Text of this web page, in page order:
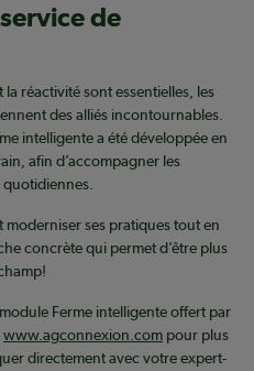
de
réactivité sont essentielles, les
des alliés incontournables.
intelligente a été développée en
afin d’accompagner les
moderniser ses pratiques tout en
concrète qui permet d’être plus
Ferme intelligente offert par
www.agconnexion.com pour plus
directement avec votre expert-